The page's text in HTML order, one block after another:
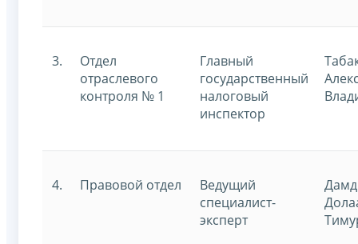
3.
Отдел
отраслевого
контроля № 1
Главный
государственный
налоговый
инспектор
4. Правовой отдел
Ведущий
специалист-
эксперт